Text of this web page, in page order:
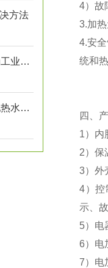
方法
75千瓦电热水炉：功率强劲，为工业生产提供稳定热水源！
一键启动，快速加热！75千瓦电热水炉打造高效热水解决方案！
4）故
3.加
4.安
统和
四、
1）内
2）保
3）外
4）控
示、
5）电
6）电
7）电